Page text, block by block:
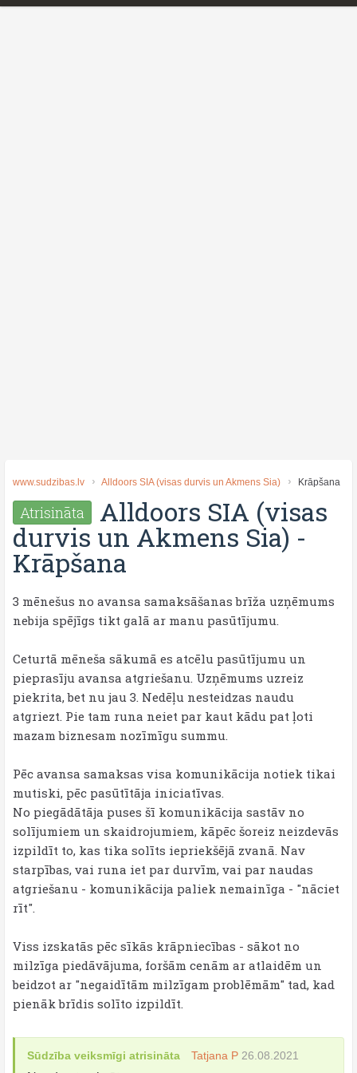
www.sudzibas.lv Alldoors SIA (visas durvis un Akmens Sia) Krāpšana
Atrisināta Alldoors SIA (visas
durvis un Akmens Sia) -
Krāpšana
3 mēnešus no avansa samaksāšanas brīža uzņēmums
nebija spējīgs tikt galā ar manu pasūtījumu.
Ceturtā mēneša sākumā es atcēlu pasūtījumu un
pieprasīju avansa atgriešanu. Uzņēmums uzreiz
piekrita, bet nu jau 3. Nedēļu nesteidzas naudu
atgriezt. Pie tam runa neiet par kaut kādu pat ļoti
mazam biznesam nozīmīgu summu.
Pēc avansa samaksas visa komunikācija notiek tikai
mutiski, pēc pasūtītāja iniciatīvas.
No piegādātāja puses šī komunikācija sastāv no
solījumiem un skaidrojumiem, kāpēc šoreiz neizdevās
izpildīt to, kas tika solīts iepriekšējā zvanā. Nav
starpības, vai runa iet par durvīm, vai par naudas
atgriešanu - komunikācija paliek nemainīga - "nāciet
rīt".
Viss izskatās pēc sīkās krāpniecības - sākot no
milzīga piedāvājuma, foršām cenām ar atlaidēm un
beidzot ar "negaidītām milzīgam problēmām" tad, kad
pienāk brīdis solīto izpildīt.
Sūdzība veiksmīgi atrisināta Tatjana P 26.08.2021